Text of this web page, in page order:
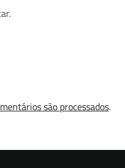
são processados.